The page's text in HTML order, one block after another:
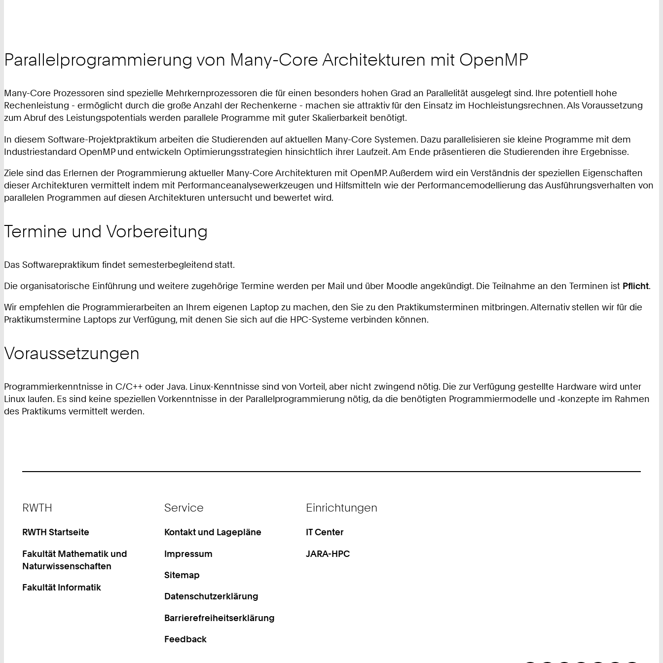
Parallelprogrammierung von Many-Core Architekturen mit OpenMP
Many-Core Prozessoren sind spezielle Mehrkernprozessoren die für einen besonders hohen Grad an Parallelität ausgelegt sind. Ihre potentiell hohe
Rechenleistung - ermöglicht durch die große Anzahl der Rechenkerne - machen sie attraktiv für den Einsatz im Hochleistungsrechnen. Als Voraussetzung
zum Abruf des Leistungspotentials werden parallele Programme mit guter Skalierbarkeit benötigt.
In diesem Software-Projektpraktikum arbeiten die Studierenden auf aktuellen Many-Core Systemen. Dazu parallelisieren sie kleine Programme mit dem
Industriestandard OpenMP und entwickeln Optimierungsstrategien hinsichtlich ihrer Laufzeit. Am Ende präsentieren die Studierenden ihre Ergebnisse.
Ziele sind das Erlernen der Programmierung aktueller Many-Core Architekturen mit OpenMP. Außerdem wird ein Verständnis der speziellen Eigenschaften
dieser Architekturen vermittelt indem mit Performanceanalysewerkzeugen und Hilfsmitteln wie der Performancemodellierung das Ausführungsverhalten von
parallelen Programmen auf diesen Architekturen untersucht und bewertet wird.
Termine und Vorbereitung
Das Softwarepraktikum findet semesterbegleitend statt.
Die organisatorische Einführung und weitere zugehörige Termine werden per Mail und über Moodle angekündigt. Die Teilnahme an den Terminen ist Pflicht.
Wir empfehlen die Programmierarbeiten an Ihrem eigenen Laptop zu machen, den Sie zu den Praktikumsterminen mitbringen. Alternativ stellen wir für die
Praktikumstermine Laptops zur Verfügung, mit denen Sie sich auf die HPC-Systeme verbinden können.
Voraussetzungen
Programmierkenntnisse in C/C++ oder Java. Linux-Kenntnisse sind von Vorteil, aber nicht zwingend nötig. Die zur Verfügung gestellte Hardware wird unter
Linux laufen. Es sind keine speziellen Vorkenntnisse in der Parallelprogrammierung nötig, da die benötigten Programmiermodelle und ‑konzepte im Rahmen
des Praktikums vermittelt werden.
RWTH
RWTH Startseite
Fakultät Mathematik und
Naturwissenschaften
Fakultät Informatik
Service
Kontakt und Lagepläne
Impressum
Sitemap
Datenschutzerklärung
Barrierefreiheitserklärung
Feedback
Einrichtungen
IT Center
JARA-HPC